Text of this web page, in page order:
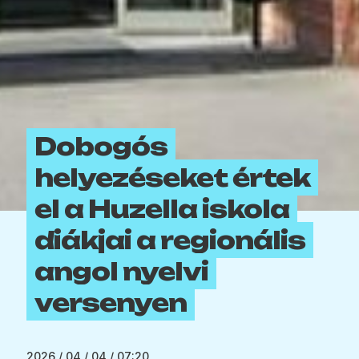
Dobogós
helyezéseket értek
el a Huzella iskola
diákjai a regionális
angol nyelvi
versenyen
2026 / 04 / 04 / 07:20